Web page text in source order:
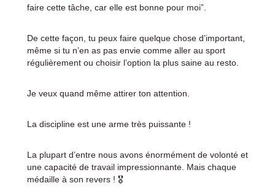
faire cette tâche, car elle est bonne pour moi”.
De cette façon, tu peux faire quelque chose d’important,
même si tu n’en as pas envie comme aller au sport
régulièrement ou choisir l’option la plus saine au resto.
Je veux quand même attirer ton attention.
La discipline est une arme très puissante !
La plupart d’entre nous avons énormément de volonté et
une capacité de travail impressionnante. Mais chaque
médaille à son revers ! 🎖️